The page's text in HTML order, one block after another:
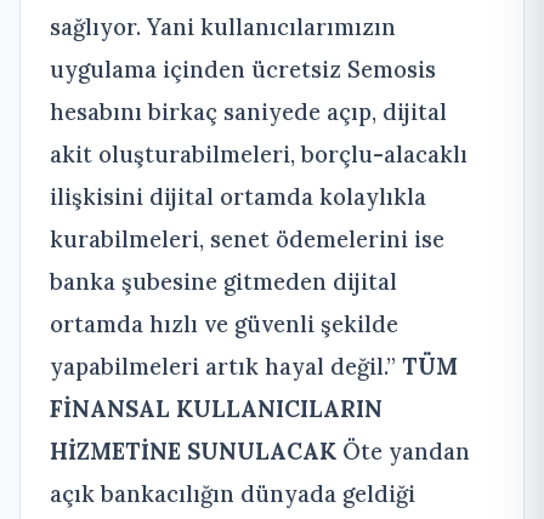
sağlıyor. Yani kullanıcılarımızın
uygulama içinden ücretsiz Semosis
hesabını birkaç saniyede açıp, dijital
akit oluşturabilmeleri, borçlu-alacaklı
ilişkisini dijital ortamda kolaylıkla
kurabilmeleri, senet ödemelerini ise
banka şubesine gitmeden dijital
ortamda hızlı ve güvenli şekilde
yapabilmeleri artık hayal değil.” TÜM
FİNANSAL KULLANICILARIN
HİZMETİNE SUNULACAK Öte yandan
açık bankacılığın dünyada geldiği